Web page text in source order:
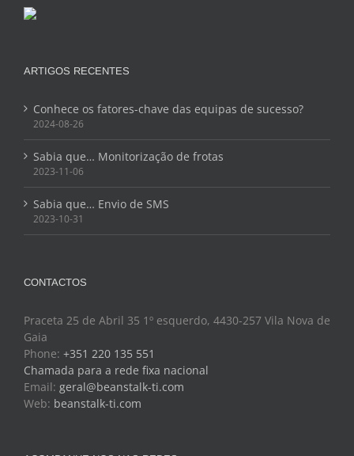
ARTIGOS RECENTES
Conhece os fatores-chave das equipas de sucesso?
2024-08-26
Sabia que… Monitorização de frotas
2023-11-06
Sabia que… Envio de SMS
2023-10-31
CONTACTOS
Praceta 25 de Abril 35 1º esquerdo, 4430-257 Vila Nova de
Gaia
Phone: +351 220 135 551
Chamada para a rede fixa nacional
Email: geral@beanstalk-ti.com
Web: beanstalk-ti.com